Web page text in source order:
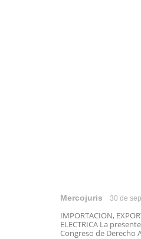
Mercojuris 30 de
IMPORTACION,
ELECTRICA La
Congreso de Derecho